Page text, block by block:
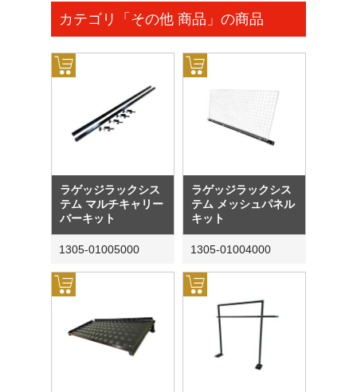
カテゴリ「その他 商品」の商品
ラゲッジラックシス
テム マルチキャリー
バーキット
1305-01005000
ラゲッジラックシス
テム メッシュパネル
キット
1305-01004000